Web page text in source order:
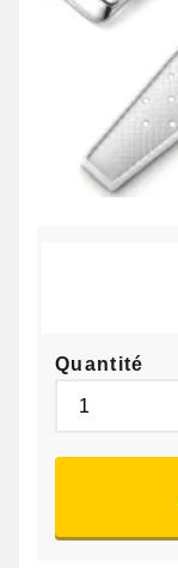
Quantité